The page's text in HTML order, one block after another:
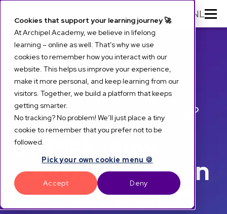
Cookies that support your learning journey 🚀
At Archipel Academy, we believe in lifelong
learning – online as well. That’s why we use
cookies to remember how you interact with our
website. This helps us improve your experience,
make it more personal, and keep learning from our
visitors. Together, we build a platform that keeps
getting smarter.
No tracking? No problem! We’ll just place a tiny
cookie to remember that you prefer not to be
followed.
Pick your own cookie menu 🍪
Accept Deny
NL
Wat levert slim leren jou op?
Ontdek jouw
voordeel met een
offerte op maat